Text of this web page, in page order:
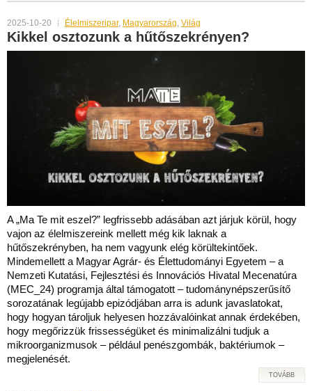
2025-10-20 Élelmiszeripar, Magyarország, Világ
Kikkel osztozunk a hűtőszekrényen?
A „Ma Te mit eszel?” legfrissebb adásában azt járjuk körül, hogy
vajon az élelmiszereink mellett még kik laknak a
hűtőszekrényben, ha nem vagyunk elég körültekintőek.
Mindemellett a Magyar Agrár- és Élettudományi Egyetem – a
Nemzeti Kutatási, Fejlesztési és Innovációs Hivatal Mecenatúra
(MEC_24) programja által támogatott – tudománynépszerűsítő
sorozatának legújabb epizódjában arra is adunk javaslatokat,
hogy hogyan tároljuk helyesen hozzávalóinkat annak érdekében,
hogy megőrizzük frissességüket és minimalizálni tudjuk a
mikroorganizmusok – például penészgombák, baktériumok –
megjelenését.
TOVÁBB